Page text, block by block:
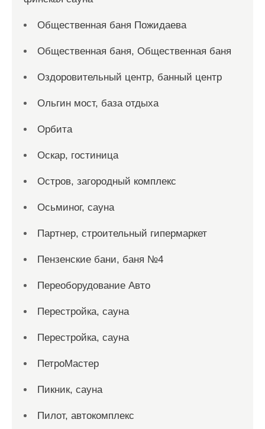
Общественная баня Пожидаева
Общественная баня, Общественная баня
Оздоровительный центр, банный центр
Ольгин мост, база отдыха
Орбита
Оскар, гостиница
Остров, загородный комплекс
Осьминог, сауна
Партнер, строительный гипермаркет
Пензенские бани, баня №4
Переоборудование Авто
Перестройка, сауна
Перестройка, сауна
ПетроМастер
Пикник, сауна
Пилот, автокомплекс